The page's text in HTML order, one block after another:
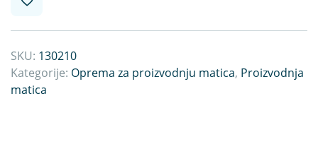
SKU: 130210
Kategorije: Oprema za proizvodnju matica, Proizvodnja
matica